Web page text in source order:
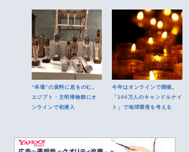
“本場”の資料に息をのむ。
エジプト・文明博物館にオ
ンラインで初潜入
今年はオンラインで開催。
「100万人のキャンドルナイ
ト」で地球環境を考える